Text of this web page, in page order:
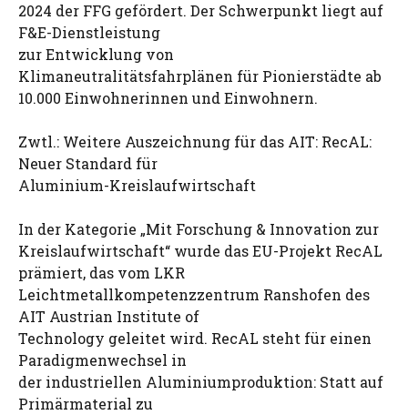
2024 der FFG gefördert. Der Schwerpunkt liegt auf
F&E-Dienstleistung
zur Entwicklung von
Klimaneutralitätsfahrplänen für Pionierstädte ab
10.000 Einwohnerinnen und Einwohnern.
Zwtl.: Weitere Auszeichnung für das AIT: RecAL:
Neuer Standard für
Aluminium-Kreislaufwirtschaft
In der Kategorie „Mit Forschung & Innovation zur
Kreislaufwirtschaft“ wurde das EU-Projekt RecAL
prämiert, das vom LKR
Leichtmetallkompetenzzentrum Ranshofen des
AIT Austrian Institute of
Technology geleitet wird. RecAL steht für einen
Paradigmenwechsel in
der industriellen Aluminiumproduktion: Statt auf
Primärmaterial zu